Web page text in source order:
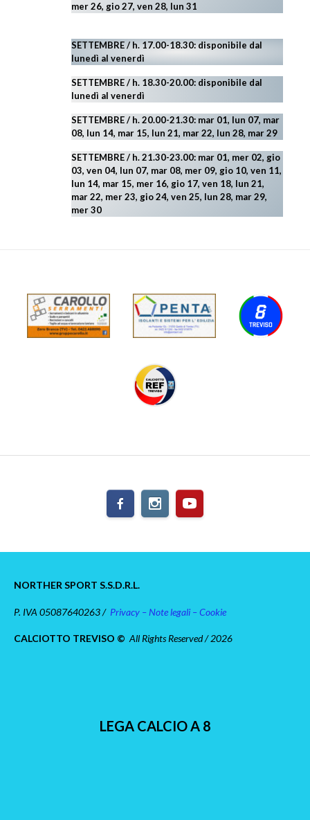
mer 26, gio 27, ven 28, lun 31
SETTEMBRE / h. 17.00-18.30: disponibile dal
lunedì al venerdì
SETTEMBRE / h. 18.30-20.00: disponibile dal
lunedì al venerdì
SETTEMBRE / h. 20.00-21.30: mar 01, lun 07, mar
08, lun 14, mar 15, lun 21, mar 22, lun 28, mar 29
SETTEMBRE / h. 21.30-23.00: mar 01, mer 02, gio
03, ven 04, lun 07, mar 08, mer 09, gio 10, ven 11,
lun 14, mar 15, mer 16, gio 17, ven 18, lun 21,
mar 22, mer 23, gio 24, ven 25, lun 28, mar 29,
mer 30
NORTHER SPORT S.S.D.R.L.
P. IVA 05087640263 / Privacy – Note legali – Cookie
CALCIOTTO TREVISO © All Rights Reserved / 2026
LEGA CALCIO A 8